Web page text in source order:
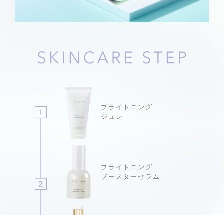
ブライトニング
ジュレ
ブライトニング
ブースターセラム